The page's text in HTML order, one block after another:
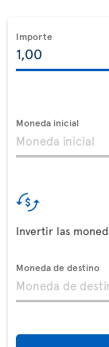
Importe
Moneda inicial
Invertir las
Moneda de destino